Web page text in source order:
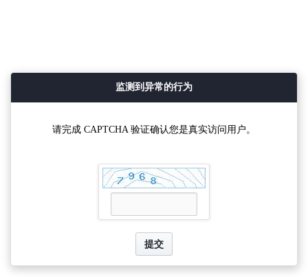
监测到异常的行为
请完成 CAPTCHA 验证确认您是真实访问用户。